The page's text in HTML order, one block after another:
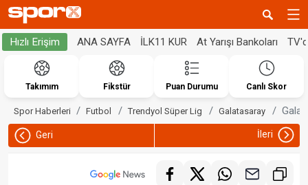
Hızlı Erişim ANA SAYFA İLK11 KUR At Yarışı Bankoları
Takımım Fikstür Puan Durumu Canlı Skor
Spor Haberleri Futbol Trendyol Süper Lig Galatasaray
Geri İleri